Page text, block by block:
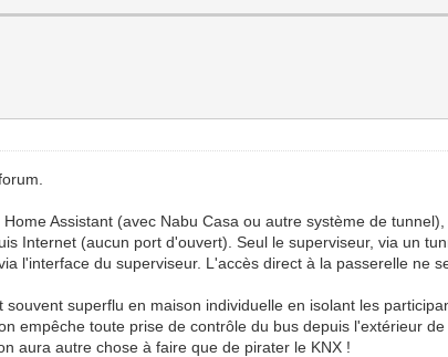
Assistant (avec Nabu Casa ou autre système de
Internet (aucun port d'ouvert). Seul le superviseur, via un
l'interface du superviseur. L'accès direct à la passerelle ne
souvent superflu en maison individuelle en isolant les
empêche toute prise de contrôle du bus depuis l'extérieur
aura autre chose à faire que de pirater le KNX !